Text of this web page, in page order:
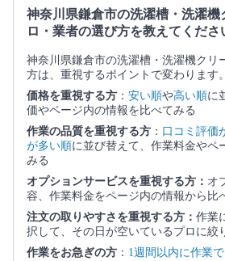
神奈川県鎌倉市の洗濯槽・洗濯機
ロ・業者の選び方を教えてくださ
神奈川県鎌倉市の洗濯槽・洗濯機クリ
方は、重視するポイントで変わります。
価格を重視する方 ： 安い順や高い順に
価やページ内の情報を比べてみる
作業の品質を重視する方 ： 口コミ評価
が多い順に並び替えて、作業料金やペ
みる
オプションサービスを重視する方： オ
容、作業料金をページ内の情報から比
注文の取りやすさを重視する方： 作業
択して、その日が空いているプロに絞
作業をお急ぎの方 ： 1週間以内に作業